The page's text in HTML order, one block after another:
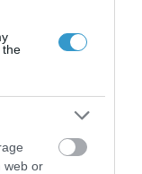
the
web or
10
οι…
Σύμφωνα